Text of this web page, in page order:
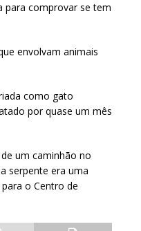
para comprovar se tem
envolvam animais
como gato
por quase um mês
um caminhão no
serpente era uma
o Centro de